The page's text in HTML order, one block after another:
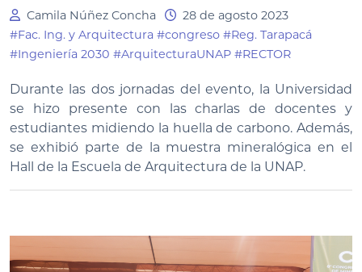
Camila Núñez Concha
28 de agosto 2023
#Fac. Ing. y Arquitectura #congreso #Reg. Tarapacá
#Ingeniería 2030 #ArquitecturaUNAP #RECTOR
Durante las dos jornadas del evento, la Universidad
se hizo presente con las charlas de docentes y
estudiantes midiendo la huella de carbono. Además,
se exhibió parte de la muestra mineralógica en el
Hall de la Escuela de Arquitectura de la UNAP.